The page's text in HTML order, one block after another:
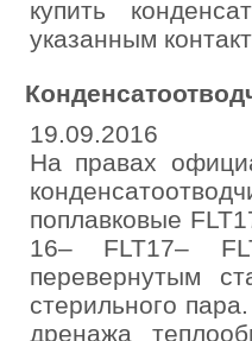
купить
указанным
19.09.2016
На правах
поплавковые
16– FLT17–
перевернутым
стерильного
дренажа